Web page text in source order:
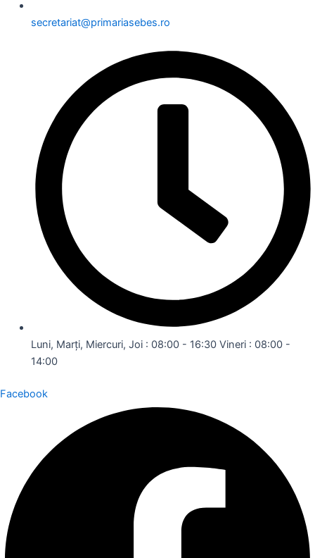
secretariat@primariasebes.ro
Luni, Marți, Miercuri, Joi : 08:00 - 16:30 Vineri : 08:00 -
14:00
Facebook